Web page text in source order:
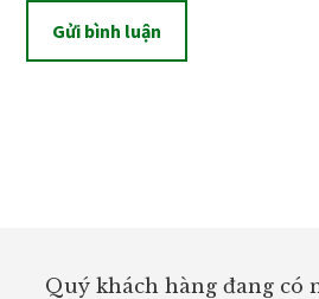
Quý khách hàng đang có